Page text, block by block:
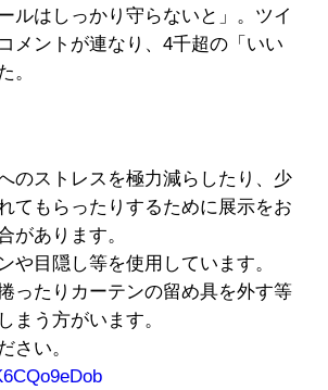
ルはしっかり守らないと」。ツイ
メントが連なり、4千超の「いい
。
のストレスを極力減らしたり、少
てもらったりするために展示をお
があります。
や目隠し等を使用しています。
ったりカーテンの留め具を外す等
まう方がいます。
さい。